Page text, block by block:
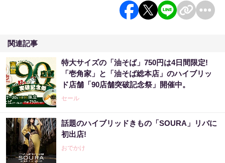
関連記事
特大サイズの「油そば」750円は4日間限定!
「壱角家」と「油そば総本店」のハイブリッ
ド店舗「90店舗突破記念祭」開催中。
セール
話題のハイブリッドきもの「SOURA」リバに
初出店!
おでかけ